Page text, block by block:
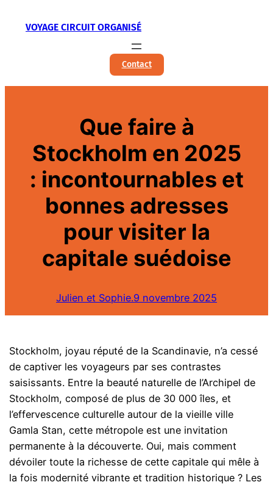
VOYAGE CIRCUIT ORGANISÉ
Contact
Que faire à
Stockholm en 2025
: incontournables et
bonnes adresses
pour visiter la
capitale suédoise
Julien et Sophie.9 novembre 2025
Stockholm, joyau réputé de la Scandinavie, n’a cessé
de captiver les voyageurs par ses contrastes
saisissants. Entre la beauté naturelle de l’Archipel de
Stockholm, composé de plus de 30 000 îles, et
l’effervescence culturelle autour de la vieille ville
Gamla Stan, cette métropole est une invitation
permanente à la découverte. Oui, mais comment
dévoiler toute la richesse de cette capitale qui mêle à
la fois modernité vibrante et tradition historique ? Les